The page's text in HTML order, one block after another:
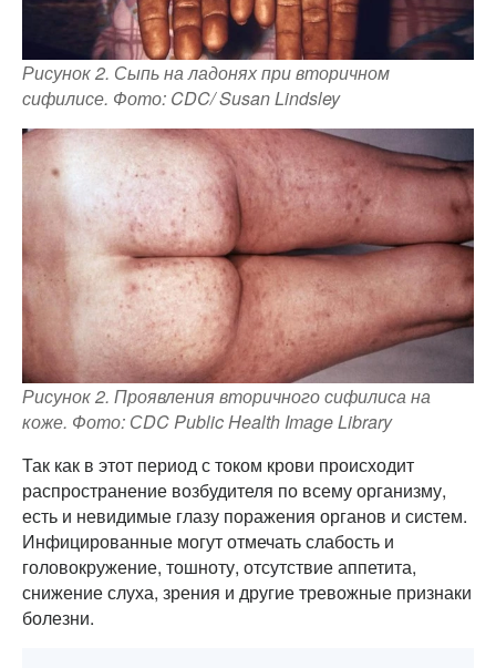
Рисунок 2. Сыпь на ладонях при вторичном
сифилисе. Фото: CDC/ Susan Lindsley
Рисунок 2. Проявления вторичного сифилиса на
коже. Фото: СDC Public Health Image Library
Так как в этот период с током крови происходит
распространение возбудителя по всему организму,
есть и невидимые глазу поражения органов и систем.
Инфицированные могут отмечать слабость и
головокружение, тошноту, отсутствие аппетита,
снижение слуха, зрения и другие тревожные признаки
болезни.